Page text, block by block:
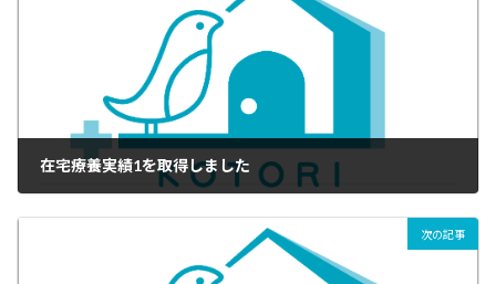
在宅療養実績1を取得しました
次の記事